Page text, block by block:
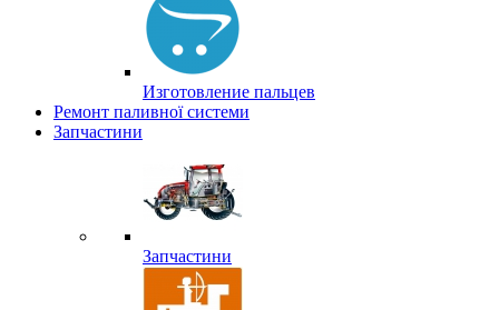
Изготовление пальцев
Ремонт паливної системи
Запчастини
Запчастини